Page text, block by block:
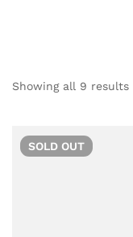
Showing all 9 results
SOLD OUT